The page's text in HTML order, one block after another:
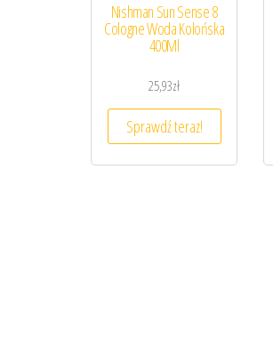
Nishman Sun Sense 8
Cologne Woda Kolońska
400Ml
25,93zł
Sprawdź teraz!